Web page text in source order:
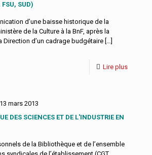
FSU, SUD)
d’une baisse historique de la
de la Culture à la BnF, après la
Direction d’un cadrage budgétaire […]
Lire plus
13 mars 2013
DES SCIENCES ET DE L'INDUSTRIE EN
de la Bibliothèque et de l’ensemble